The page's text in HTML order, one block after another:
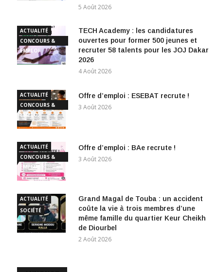
5 Août 2026
ACTUALITÉ
CONCOURS &
EMPLOI
TECH Academy : les candidatures
ouvertes pour former 500 jeunes et
recruter 58 talents pour les JOJ Dakar
2026
4 Août 2026
ACTUALITÉ
CONCOURS &
EMPLOI
Offre d’emploi : ESEBAT recrute !
3 Août 2026
ACTUALITÉ
CONCOURS &
EMPLOI
Offre d’emploi : BAe recrute !
3 Août 2026
ACTUALITÉ
SOCIÉTÉ
Grand Magal de Touba : un accident
coûte la vie à trois membres d’une
même famille du quartier Keur Cheikh
de Diourbel
2 Août 2026